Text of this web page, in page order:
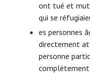
ont tué et
qui se
es personnes
directement
personne
complètement